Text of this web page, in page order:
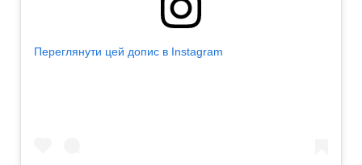
Переглянути цей допис в Instagram